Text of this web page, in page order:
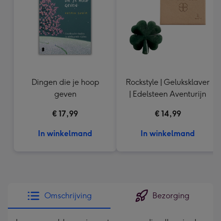
mm
Dingen die je hoop
geven
€ 17,99
In winkelmand
Rockstyle | Geluksklaver
| Edelsteen Aventurijn
€ 14,99
In winkelmand
Omschrijving Bezorging